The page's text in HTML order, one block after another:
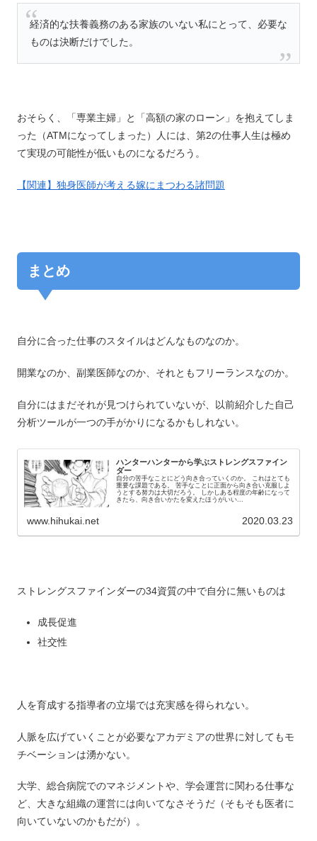
経済的な扶養義務のある家族のいない私にとって、必要な
ものは決断だけでした。
おそらく、「専業主婦」と「高額の家のローン」を抱えてしま
った（ATMになってしまった）人には、第2の仕事人生は極め
て実現の可能性が低いものになるだろう。
【関連】独身医師が考える嫁にまつわる諸問題
まとめ
自分に合った仕事のスタイルはどんなものなのか。
開業なのか、副業医師なのか、それともフリーランスなのか。
自分にはまだそれが見つけられていないが、以前紹介した自己
分析ツールが一つの手がかりになるかもしれない。
ハンターハンターから学ぶストレングスファイン
ダー
自分の苦手なことにどう向き合っていくのか。 これはとても
重要な課題である。 苦手なことに正面から向き合い克服しよ
うとする努力は大切だろう。 しかしある程度の年齢になって
きたら、向き合いかたを変えたほうがいい...
www.hihukai.net 2020.03.23
ストレングスファインダーの34資質の中で自分に無いものは
成長促進
社交性
人を育成する指導者の立場では充実感を得られない。
人脈を広げていくことが必要なアカデミアの世界に対してもモ
チベーションは湧かない。
大学、総合病院でのマネジメントや、学会運営に関わる仕事な
ど、大きな組織の運営には向いてなさそうだ（そもそも医者に
向いていないのかもだが）。